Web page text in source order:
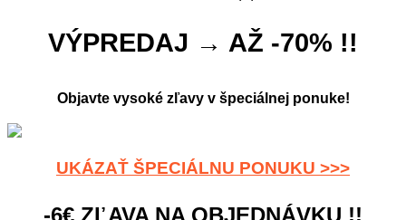
VÝPREDAJ → AŽ -70% !!
Objavte vysoké zľavy v špeciálnej ponuke!
UKÁZAŤ ŠPECIÁLNU PONUKU >>>
-6€ ZĽAVA NA OBJEDNÁVKU !!